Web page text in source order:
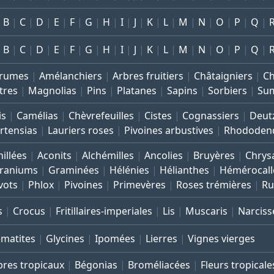
B C D E F G H I J K L M N O P Q
B C D E F G H I J K L M N O P Q
Amélanchiers Arbres fruitiers Châtaigniers
Magnolias Pins Platanes Sapins Sorbiers
Camélias Chèvrefeuilles Cistes Cognassiers
Lauriers roses Pivoines arbustives
Aconits Alchémilles Ancolies Bruyères
Graminées Hélénies Hélianthes
Phlox Pivoines Primevères Roses trémières
Crocus Fritillaires-imperiales Lis Muscaris
Glycines Ipomées Lierres
Vignes vierges
tropicaux
Bégonias Broméliacées
Fleurs